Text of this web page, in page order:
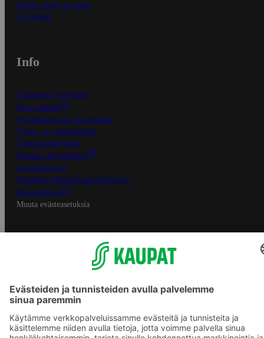
Kaikki ohjeet ja vinkit
In English
Info
S-Business yrityksille
Oiva-raportit
Osuuskauppojen yhteystiedot
Tilaus- ja toimitusehdot
Tietosuojakäytäntö
Palvelun käyttöehdot
Saavutettavuus
Mobiilisovelluksen saavutettavuus
Mainostajalle
Muuta evästeasetuksia
S-ryhmän palvelut
S-ryhmä
Asiakasomistajuus
S-ostoslista -sovellus
Prisma.fi